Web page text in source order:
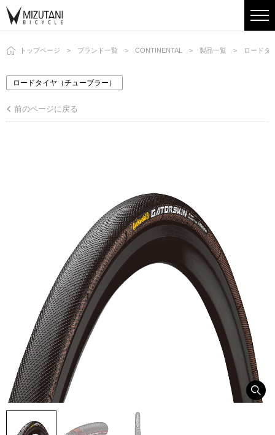
トップページ ブランド一覧 CONTINENTAL 製品一覧 ロードタ
ロードタイヤ（チューブラー）
前のページに戻る